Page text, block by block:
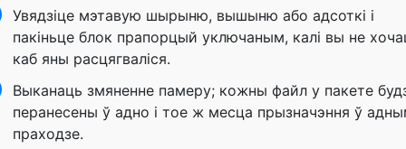
Увядзіце мэтавую шырыню, вышыню або адсоткі і
пакіньце блок прапорцый уключаным, калі вы не
каб яны расцягваліся.
Выканаць змяненне памеру; кожны файл у пакете
перанесены ў адно і тое ж месца прызначэння ў
праходзе.